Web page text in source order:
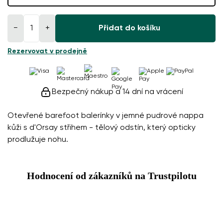
Otevřené barefoot balerínky v jemné pudrové nappa
kůži s d'Orsay střihem - tělový odstín, který opticky
prodlužuje nohu.
− + Přidat do košíku
Rezervovat v prodejně
Bezpečný nákup a 14 dní na vrácení
Hodnocení od zákazníků na Trustpilotu